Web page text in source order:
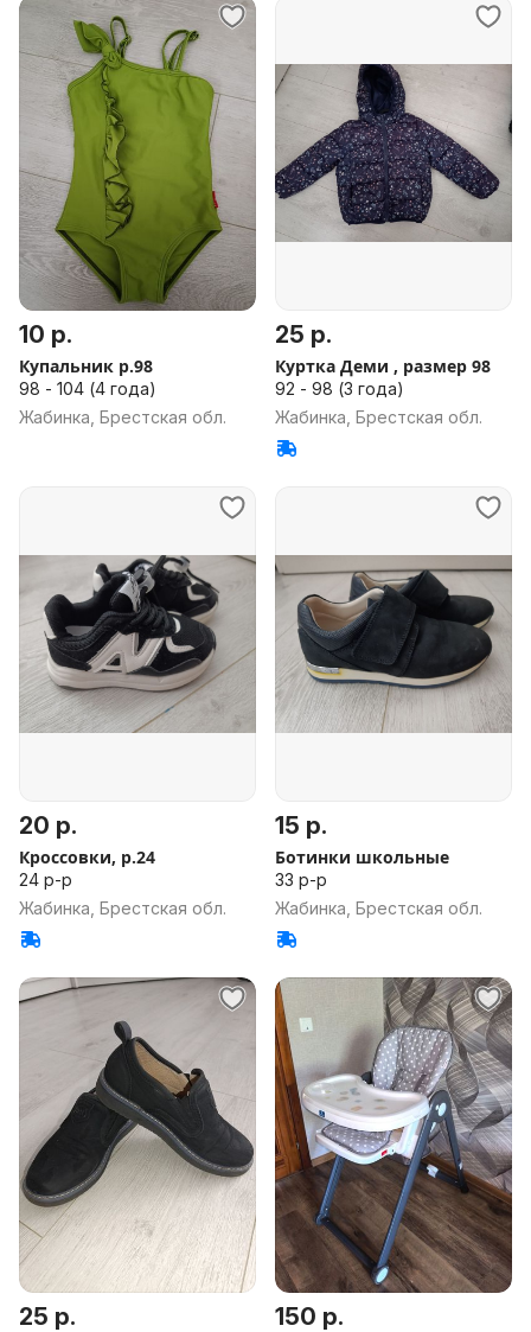
10 р.
Купальник р.98
98 - 104 (4 года)
Жабинка, Брестская обл.
25 р.
Куртка Деми , размер 98
92 - 98 (3 года)
Жабинка, Брестская обл.
20 р.
Кроссовки, р.24
24 р-р
Жабинка, Брестская обл.
15 р.
Ботинки школьные
33 р-р
Жабинка, Брестская обл.
25 р. 150 р.